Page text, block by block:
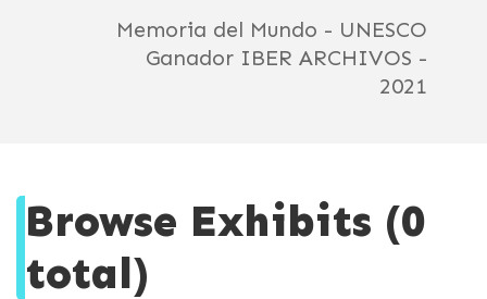
Memoria del Mundo - UNESCO
Ganador IBER ARCHIVOS -
2021
Browse Exhibits (0
total)